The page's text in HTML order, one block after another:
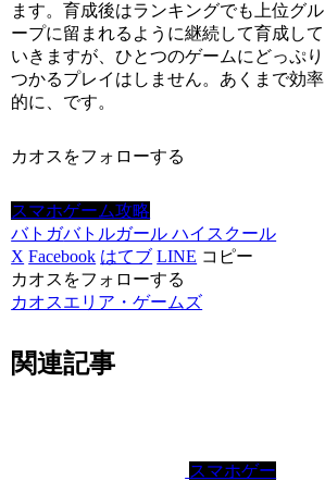
ます。育成後はランキングでも上位グル
ープに留まれるように継続して育成して
いきますが、ひとつのゲームにどっぷり
つかるプレイはしません。あくまで効率
的に、です。
カオスをフォローする
スマホゲーム攻略
バトガバトルガール ハイスクール
X Facebook はてブ LINE コピー
カオスをフォローする
カオスエリア・ゲームズ
関連記事
スマホゲー